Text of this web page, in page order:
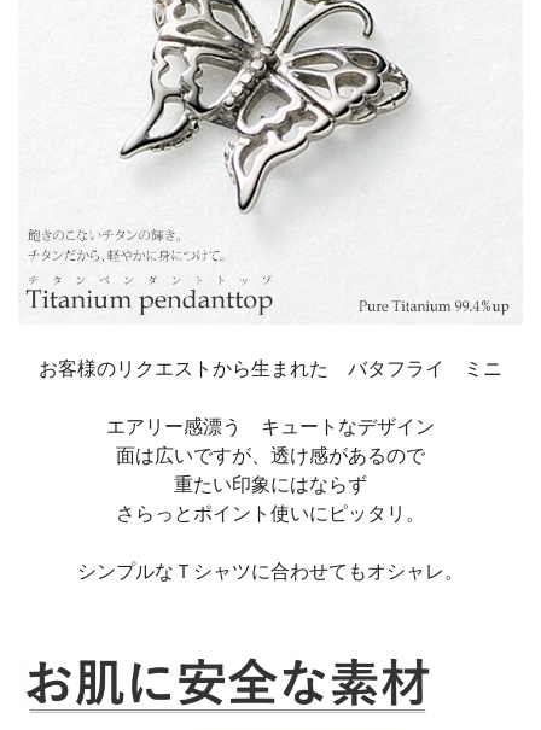
お客様のリクエストから生まれた バタフライ ミニ
エアリー感漂う キュートなデザイン
面は広いですが、透け感があるので
重たい印象にはならず
さらっとポイント使いにピッタリ。
シンプルなＴシャツに合わせてもオシャレ。